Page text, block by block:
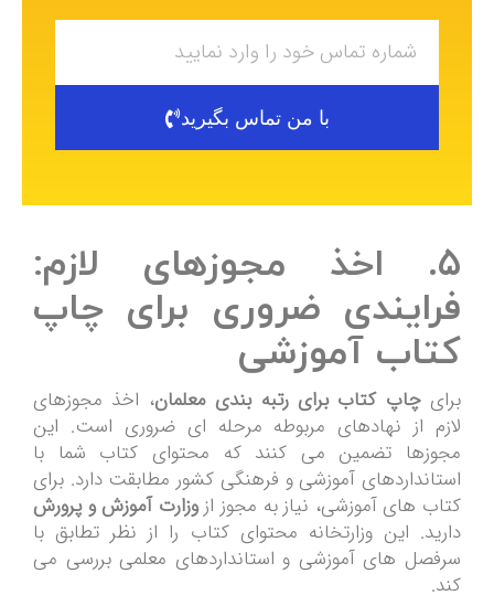
با من تماس بگیرید
۵. اخذ مجوزهای لازم:
فرایندی ضروری برای چاپ
کتاب آموزشی
برایچاپ کتاب برای رتبه بندی معلمان، اخذ مجوزهای
لازم از نهادهای مربوطه مرحله ای ضروری است. این
مجوزها تضمین می کنند که محتوای کتاب شما با
استانداردهای آموزشی و فرهنگی کشور مطابقت دارد. برای
کتاب های آموزشی، نیاز به مجوز ازوزارت آموزش و پرورش
دارید. این وزارتخانه محتوای کتاب را از نظر تطابق با
سرفصل های آموزشی و استانداردهای معلمی بررسی می
کند.